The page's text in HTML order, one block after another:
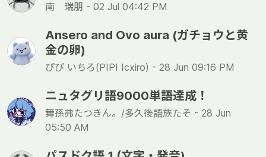
南 瑞朋 - 02 Jul 04:42 PM
Ansero and Ovo aura (ガチョウと黄
金の卵)
ぴぴ いちろ(PIPI Icxiro) - 28 Jun 09:16 PM
ニュタグリ語9000単語達成！
舞孫弗たつきん。/多久後語族たそ - 28 Jun
05:50 AM